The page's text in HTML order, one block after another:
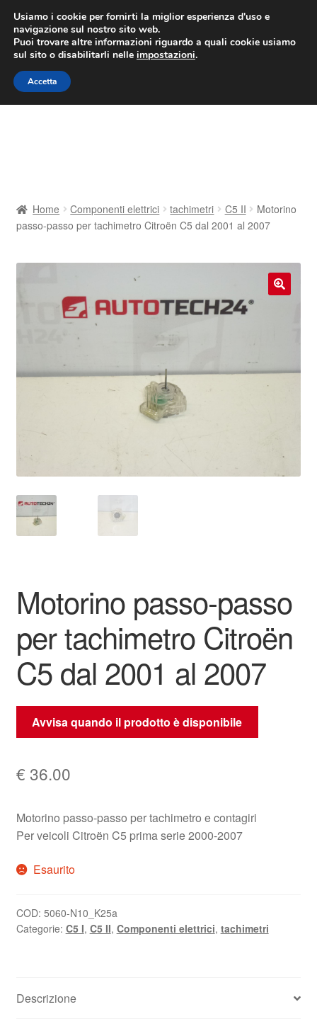
CONSEGNA da 7 EUR
Lun-Ven 9:00 - 16:00/800 580 290
Vai
alla
navigazione
Vai
al
contenuto
Consegna
Contatto
Il mio account
Politica sulla riservatezza
Registratore di cassa
Rimostranza
Spedizione in tutto il mondo
Home Componenti elettrici tachimetri C5 II
Motorino
passo-passo per tachimetro Citroën C5 dal 2001 al 2007
Motorino passo-passo
per tachimetro Citroën
C5 dal 2001 al 2007
Avvisa quando il prodotto è disponibile
€ 36.00
Motorino passo-passo per tachimetro e contagiri
Per veicoli Citroën C5 prima serie 2000-2007
Esaurito
COD: 5060-N10_K25a
Categorie: C5 I, C5 II, Componenti elettrici, tachimetri
Descrizione
Usiamo i cookie per fornirti la miglior esperienza d'uso e
navigazione sul nostro sito web.
Puoi trovare altre informazioni riguardo a quali cookie usiamo
sul sito o disabilitarli nelle impostazioni.
Accetta